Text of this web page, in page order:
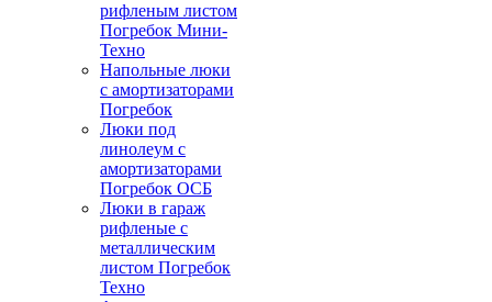
рифленым листом
Погребок Мини-
Техно
Напольные люки
с амортизаторами
Погребок
Люки под
линолеум с
амортизаторами
Погребок ОСБ
Люки в гараж
рифленые с
металлическим
листом Погребок
Техно